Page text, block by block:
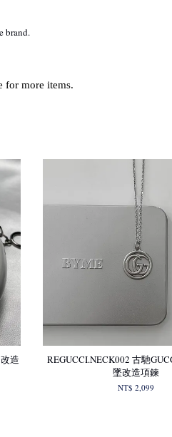
brand.
for more items.
造
REGUCCI.NECK002 古馳
墜改造項鍊
NT$ 2,099